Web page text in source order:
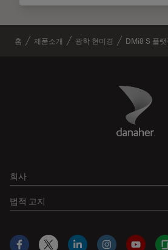
홈 제품소개 광학 현미경 DMi8 S 플랫
Danaher
회사
법적 고지